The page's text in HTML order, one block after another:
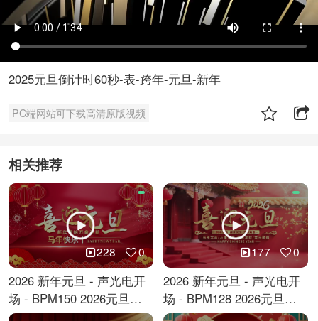
2025元旦倒计时60秒-表-跨年-元旦-新年
PC端网站可下载高清原版视频
相关推荐
228 0
2026 新年元旦 - 声光电开
场 - BPM150 2026元旦跨
年倒计时
177 0
2026 新年元旦 - 声光电开
场 - BPM128 2026元旦马
年